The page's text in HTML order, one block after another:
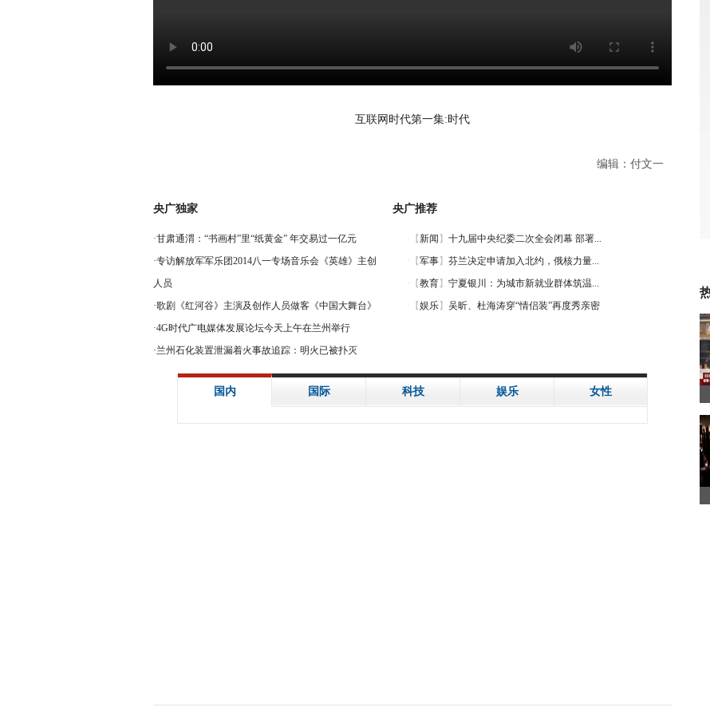
互联网时代第一集:时代
编辑：付文一
央广独家
·甘肃通渭：“书画村”里“纸黄金” 年交易过一亿元
·专访解放军军乐团2014八一专场音乐会《英雄》主创
人员
·歌剧《红河谷》主演及创作人员做客《中国大舞台》
·4G时代广电媒体发展论坛今天上午在兰州举行
·兰州石化装置泄漏着火事故追踪：明火已被扑灭
央广推荐